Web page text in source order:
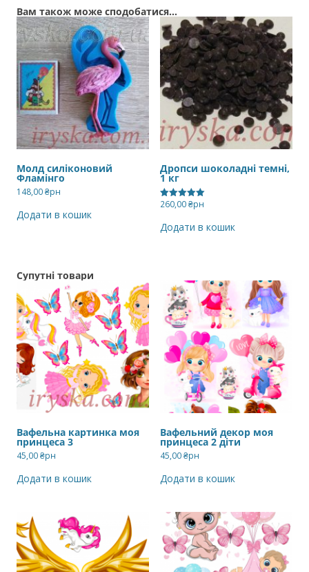
Вам також може сподобатися…
Молд силіконовий
Фламінго
148,00₴рн
Додати в кошик
Дропси шоколадні темні,
1 кг
Оцінено в
260,00₴рн
Додати в кошик
Супутні товари
Вафельна картинка моя
принцеса 3
45,00₴рн
Додати в кошик
Вафельний декор моя
принцеса 2 діти
45,00₴рн
Додати в кошик